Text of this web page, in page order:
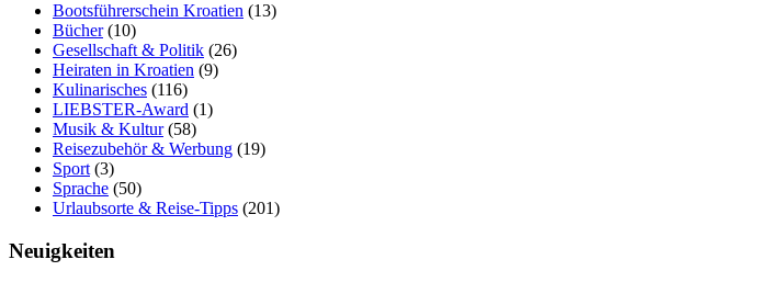
Bootsführerschein Kroatien (13)
Bücher(10)
Gesellschaft & Politik (26)
Heiraten in Kroatien (9)
Kulinarisches (116)
LIEBSTER-Award (1)
Musik & Kultur(58)
Reisezubehör & Werbung (19)
Sport (3)
Sprache (50)
Urlaubsorte & Reise-Tipps (201)
Neuigkeiten